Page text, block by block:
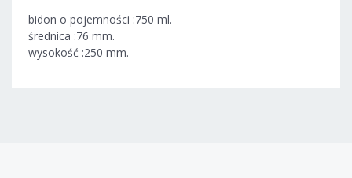
bidon o pojemności :750 ml.
średnica :76 mm.
wysokość :250 mm.